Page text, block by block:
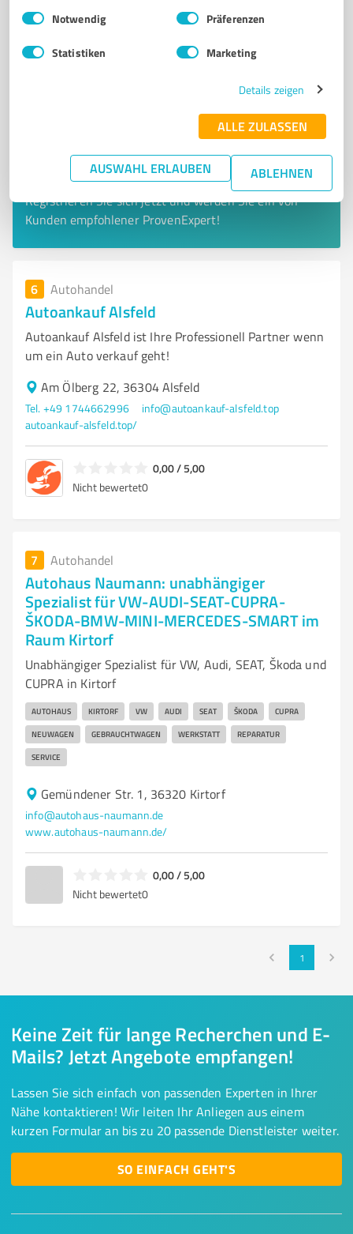
Impressum Datenschutzbestimmungen
Einwilligungsauswahl
Notwendig Präferenzen
Statistiken Marketing
Details zeigen
ALLE ZULASSEN
AUSWAHL ERLAUBEN ABLEHNEN
Sie möchten auch hier gelistet werden?
Registrieren Sie sich jetzt und werden Sie ein von
Kunden empfohlener ProvenExpert!
6 Autohandel
Autoankauf Alsfeld
Autoankauf Alsfeld ist Ihre Professionell Partner wenn
um ein Auto verkauf geht!
Am Ölberg 22, 36304 Alsfeld
Tel. +49 1744662996
info@autoankauf-alsfeld.top
autoankauf-alsfeld.top/
0,00 / 5,00
Nicht bewertet0
7 Autohandel
Autohaus Naumann: unabhängiger
Spezialist für VW-AUDI-SEAT-CUPRA-
ŠKODA-BMW-MINI-MERCEDES-SMART im
Raum Kirtorf
Unabhängiger Spezialist für VW, Audi, SEAT, Škoda und
CUPRA in Kirtorf
AUTOHAUS KIRTORF VW AUDI SEAT ŠKODA CUPRA
NEUWAGEN GEBRAUCHTWAGEN WERKSTATT REPARATUR
SERVICE
Gemündener Str. 1, 36320 Kirtorf
info@autohaus-naumann.de
www.autohaus-naumann.de/
0,00 / 5,00
Nicht bewertet0
1
Keine Zeit für lange Recherchen und E-
Mails? Jetzt Angebote empfangen!
Lassen Sie sich einfach von passenden Experten in Ihrer
Nähe kontaktieren! Wir leiten Ihr Anliegen aus einem
kurzen Formular an bis zu 20 passende Dienstleister weiter.
SO EINFACH GEHT'S